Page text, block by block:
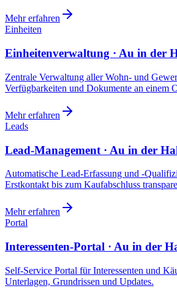
Mehr erfahren
Einheiten
Einheitenverwaltung · Au in der
Zentrale Verwaltung aller Wohn- und
Verfügbarkeiten und Dokumente an einem
Mehr erfahren
Leads
Lead-Management · Au in der
Automatische Lead-Erfassung und -
Erstkontakt bis zum Kaufabschluss
Mehr erfahren
Portal
Interessenten-Portal · Au in der
Self-Service Portal für Interessenten und
Unterlagen, Grundrissen und Updates.